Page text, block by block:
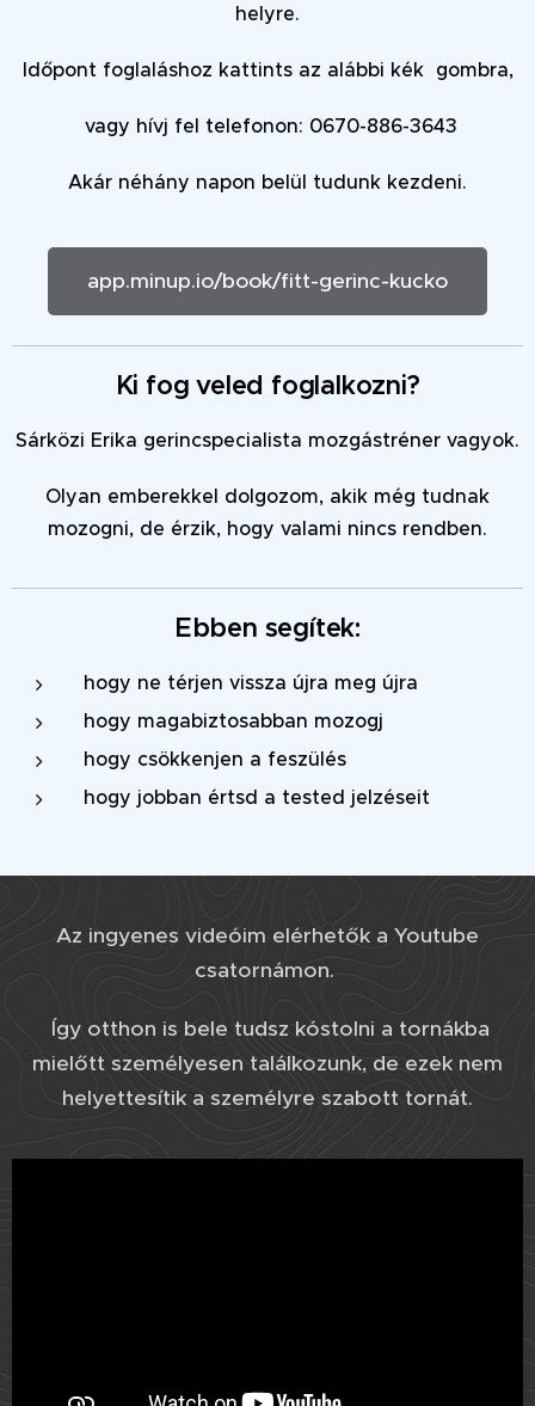
helyre.
Időpont foglaláshoz kattints az alábbi kék gombra,
vagy hívj fel telefonon: 0670-886-3643
Akár néhány napon belül tudunk kezdeni.
app.minup.io/book/fitt-gerinc-kucko
Ki fog veled foglalkozni?
Sárközi Erika gerincspecialista mozgástréner vagyok.
Olyan emberekkel dolgozom, akik még tudnak
mozogni, de érzik, hogy valami nincs rendben.
Ebben segítek:
hogy ne térjen vissza újra meg újra
hogy magabiztosabban mozogj
hogy csökkenjen a feszülés
hogy jobban értsd a tested jelzéseit
Az ingyenes videóim elérhetők a Youtube
csatornámon.
Így otthon is bele tudsz kóstolni a tornákba
mielőtt személyesen találkozunk, de ezek nem
helyettesítik a személyre szabott tornát.